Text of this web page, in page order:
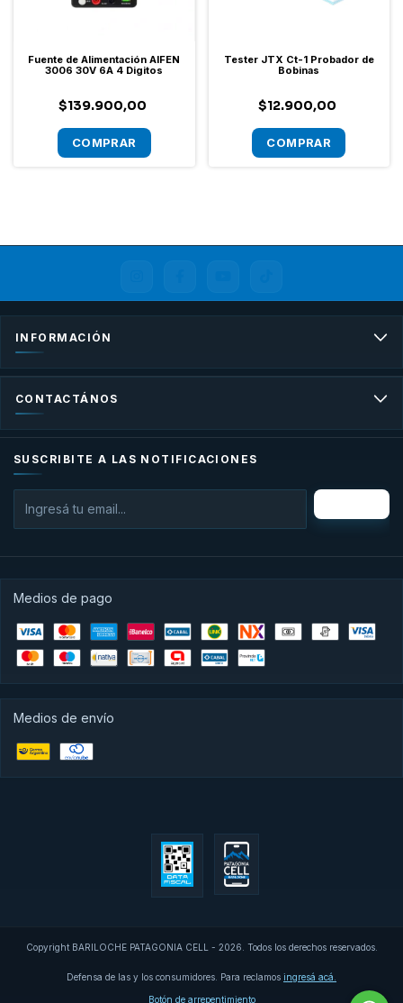
Fuente de Alimentación AIFEN
3006 30V 6A 4 Digitos
$139.900,00
Tester JTX Ct-1 Probador de
Bobinas
$12.900,00
INFORMACIÓN
CONTACTÁNOS
SUSCRIBITE A LAS NOTIFICACIONES
Medios de pago
Medios de envío
Copyright BARILOCHE PATAGONIA CELL - 2026. Todos los derechos reservados.
Defensa de las y los consumidores. Para reclamos ingresá acá.
Botón de arrepentimiento